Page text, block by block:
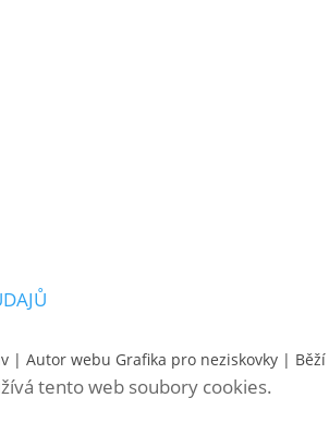
| Autor webu Grafika pro neziskovky |
tento web soubory cookies.